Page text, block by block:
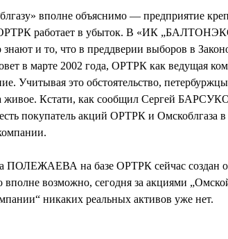
вполне объяснимо — предприятие
ОРТРК работает в убыток. В «ИК
и то, что в преддверии выборов в
в марте 2002 года, ОРТРК как ведущая
Учитывая это обстоятельство,
живое. Кстати, как сообщил Сергей
покупатель акций ОРТРК и Омскоблгаза в
ПОЛЕЖАЕВА на базе ОРТРК сейчас создан
возможно, сегодня за акциями
никаких реальных активов уже нет.